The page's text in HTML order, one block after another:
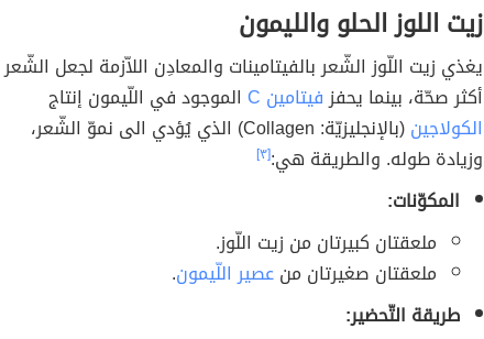
زيت اللوز الحلو والليمون
يغذي زيت اللّوز الشّعر بالفيتامينات والمعادِن اللاّزمة لجعل الشّعر
أكثر صحّة، بينما يحفزفيتامين C
الموجود في اللّيمون إنتاج
الكولاجين
(بالإنجليزيّة: Collagen) الذي يُؤدي الى نموّ الشّعر،
وزيادة طوله. والطريقة هي:[٣]
المكوّنات:
ملعقتان كبيرتان من زيت اللّوز.
ملعقتان صغيرتان منعصير اللّيمون.
طريقة التّحضير: